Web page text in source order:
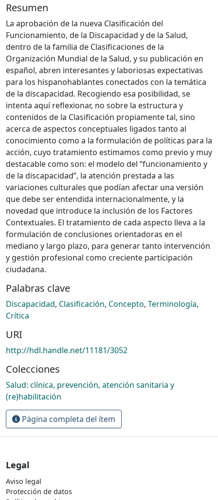
Resumen
La aprobación de la nueva Clasificación del
Funcionamiento, de la Discapacidad y de la Salud,
dentro de la familia de Clasificaciones de la
Organización Mundial de la Salud, y su publicación en
español, abren interesantes y laboriosas expectativas
para los hispanohablantes conectados con la temática
de la discapacidad. Recogiendo esa posibilidad, se
intenta aquí reflexionar, no sobre la estructura y
contenidos de la Clasificación propiamente tal, sino
acerca de aspectos conceptuales ligados tanto al
conocimiento como a la formulación de políticas para la
acción, cuyo tratamiento estimamos como previo y muy
destacable como son: el modelo del “funcionamiento y
de la discapacidad”, la atención prestada a las
variaciones culturales que podían afectar una versión
que debe ser entendida internacionalmente, y la
novedad que introduce la inclusión de los Factores
Contextuales. El tratamiento de cada aspecto lleva a la
formulación de conclusiones orientadoras en el
mediano y largo plazo, para generar tanto intervención
y gestión profesional como creciente participación
ciudadana.
Palabras clave
Discapacidad, Clasificación, Concepto, Terminología,
Crítica
URI
http://hdl.handle.net/11181/3052
Colecciones
Salud: clínica, prevención, atención sanitaria y
(re)habilitación
Página completa del ítem
Legal
Aviso legal
Protección de datos